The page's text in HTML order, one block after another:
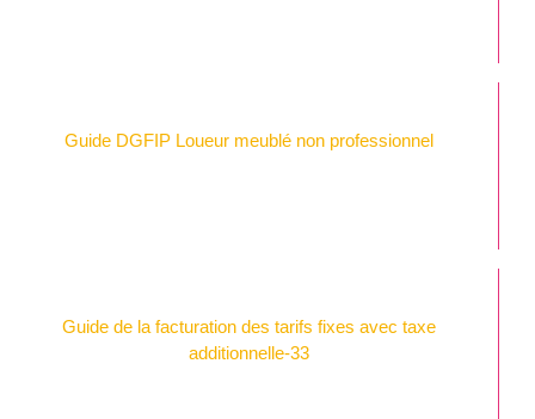
Guide DGFIP Loueur meublé non professionnel
Guide de la facturation des tarifs fixes avec taxe
additionnelle-33